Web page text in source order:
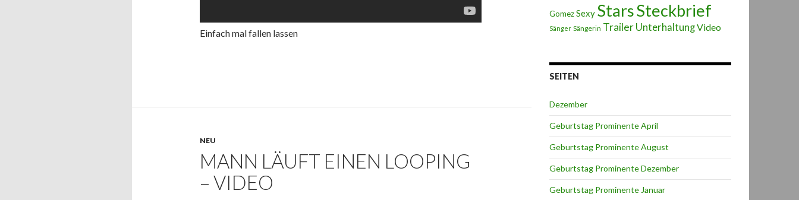
Einfach mal fallen lassen
NEU
MANN LÄUFT EINEN LOOPING
– VIDEO
GomezSexy StarsSteckbrief
Sänger Sängerin Trailer UnterhaltungVideo
SEITEN
Dezember
Geburtstag Prominente April
Geburtstag Prominente August
Geburtstag Prominente Dezember
Geburtstag Prominente Januar